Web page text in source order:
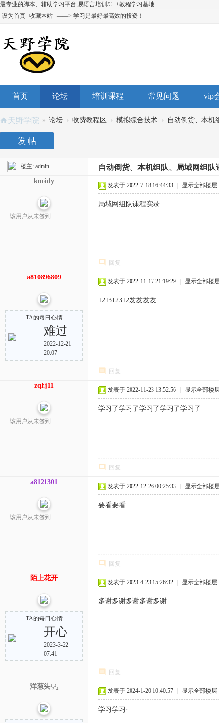
最专业的脚本、辅助学习平台,易语言培训/C++教程学习基地
设为首页 收藏本站 ——> 学习是最好最高效的投资！
首页 论坛 培训课程 常见问题 vip
天野学院 » 论坛 › 收费教程区 › 模拟综合技术 › 自动倒货、本机
楼主: admin 自动倒货、本机组队、局域网组队
knoidy
该用户从未签到
发表于 2022-7-18 16:44:33 显示全部楼层
局域网组队课程实录
回复
a810896809
TA的每日心情
难过
2022-12-21
20:07
发表于 2022-11-17 21:19:29 显示全部楼
121312312发发发发
回复
zqhj11
该用户从未签到
发表于 2022-11-23 13:52:56 显示全部楼
学习了学习了学习了学习了学习了
回复
a8121301
该用户从未签到
发表于 2022-12-26 00:25:33 显示全部楼
要看要看
回复
陌上花开
TA的每日心情
开心
2023-3-22
07:41
发表于 2023-4-23 15:26:32 显示全部楼层
多谢多谢多谢多谢多谢
回复
洋葱头¹₂³₄
发表于 2024-1-20 10:40:57 显示全部楼层
学习学习·